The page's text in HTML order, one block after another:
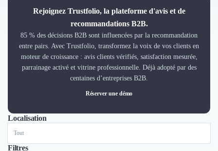
Connexion
Formation
Teambuilding
Marque Employeur
Conseil en Management et Organisation
Portage Salarial
Responsabilité Sociétale des Entreprises (RSE)
Marketplace de freelance
Coaching
Rejoignez Trustfolio, la plateforme d'avis et de
recommandations B2B.
85 % des décisions B2B sont influencées par la recommandation
entre pairs. Avec Trustfolio, transformez la voix de vos clients en
moteur de croissance : avis clients vérifiés, satisfaction mesurée,
parrainage activé et vitrine professionnelle. Déjà adopté par des
centaines d’entreprises B2B.
Réserver une démo
Localisation
ToutParisLille
Filtres